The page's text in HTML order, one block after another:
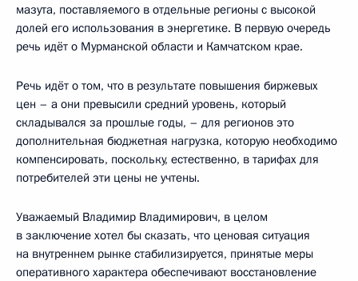
мазута, поставляемого в отдельные регионы с высокой
долей его использования в энергетике. В первую очередь
речь идёт о Мурманской области и Камчатском крае.
Речь идёт о том, что в результате повышения биржевых
цен – а они превысили средний уровень, который
складывался за прошлые годы, – для регионов это
дополнительная бюджетная нагрузка, которую необходимо
компенсировать, поскольку, естественно, в тарифах для
потребителей эти цены не учтены.
Уважаемый Владимир Владимирович, в целом
в заключение хотел бы сказать, что ценовая ситуация
на внутреннем рынке стабилизируется, принятые меры
оперативного характера обеспечивают восстановление